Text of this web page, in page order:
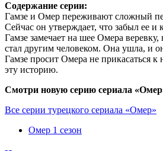
Содержание серии:
Гамзе и Омер переживают сложный
Сейчас он утверждает, что забыл ее
Гамзе замечает на шее Омера
стал другим человеком. Она ушла, и
Гамзе просит Омера не прикасаться к
эту историю.
Смотри новую серию сериала
Все серии турецкого сериала «Омер»
Омер 1 сезон